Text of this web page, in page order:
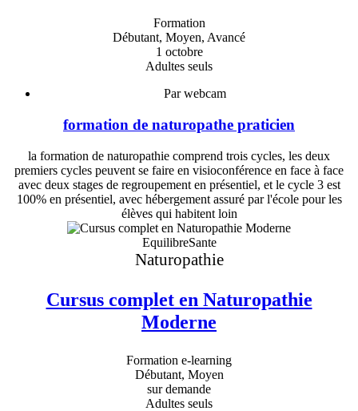
Formation
Débutant, Moyen, Avancé
1 octobre
Adultes seuls
Par webcam
formation de naturopathe praticien
la formation de naturopathie comprend trois cycles, les deux
premiers cycles peuvent se faire en visioconférence en face à face
avec deux stages de regroupement en présentiel, et le cycle 3 est
100% en présentiel, avec hébergement assuré par l'école pour les
élèves qui habitent loin
EquilibreSante
Naturopathie
Cursus complet en Naturopathie
Moderne
Formation e-learning
Débutant, Moyen
sur demande
Adultes seuls